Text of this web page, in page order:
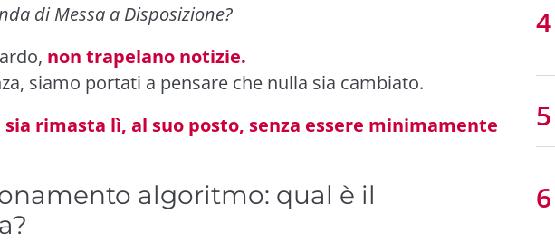
di Messa a Disposizione?
non trapelano notizie.
siamo portati a pensare che nulla sia cambiato.
sia rimasta lì, al suo posto, senza essere minimamente
algoritmo: qual è il